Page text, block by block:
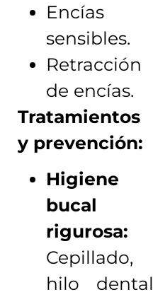
Encías
sensibles.
Retracción
de encías.
Tratamientos
y prevención:
Higiene
bucal
rigurosa:
Cepillado,
hilo dental